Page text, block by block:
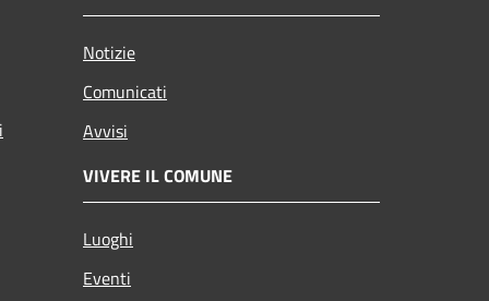
Notizie
Comunicati
Avvisi
VIVERE IL COMUNE
Luoghi
Eventi